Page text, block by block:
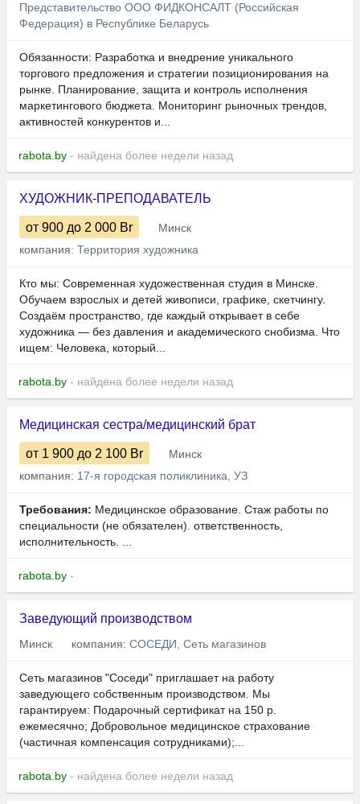
Представительство ООО ФИДКОНСАЛТ (Российская
Федерация) в Республике Беларусь
Обязанности: Разработка и внедрение уникального
торгового предложения и стратегии позиционирования на
рынке. Планирование, защита и контроль исполнения
маркетингового бюджета. Мониторинг рыночных трендов,
активностей конкурентов и...
rabota.by - найдена более недели назад
ХУДОЖНИК-ПРЕПОДАВАТЕЛЬ
от 900 до 2 000 Br
Минск
компания: Территория художника
Кто мы: Современная художественная студия в Минске.
Обучаем взрослых и детей живописи, графике, скетчингу.
Создаём пространство, где каждый открывает в себе
художника — без давления и академического снобизма. Что
ищем: Человека, который...
rabota.by - найдена более недели назад
Медицинская сестра/медицинский брат
от 1 900 до 2 100 Br
Минск
компания: 17-я городская поликлиника, УЗ
Требования: Медицинское образование. Стаж работы по
специальности (не обязателен). ответственность,
исполнительность. ...
rabota.by -
Заведующий производством
Минск компания: СОСЕДИ, Сеть магазинов
Сеть магазинов "Соседи" приглашает на работу
заведующего собственным производством. Мы
гарантируем: Подарочный сертификат на 150 р.
ежемесячно; Добровольное медицинское страхование
(частичная компенсация сотрудниками);...
rabota.by - найдена более недели назад